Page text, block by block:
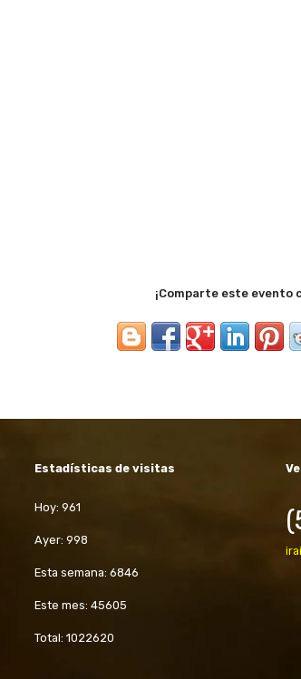
¡Comparte este evento
Estadísticas de visitas
Hoy: 961
Ayer: 998
Esta semana: 6846
Este mes: 45605
Total: 1022620